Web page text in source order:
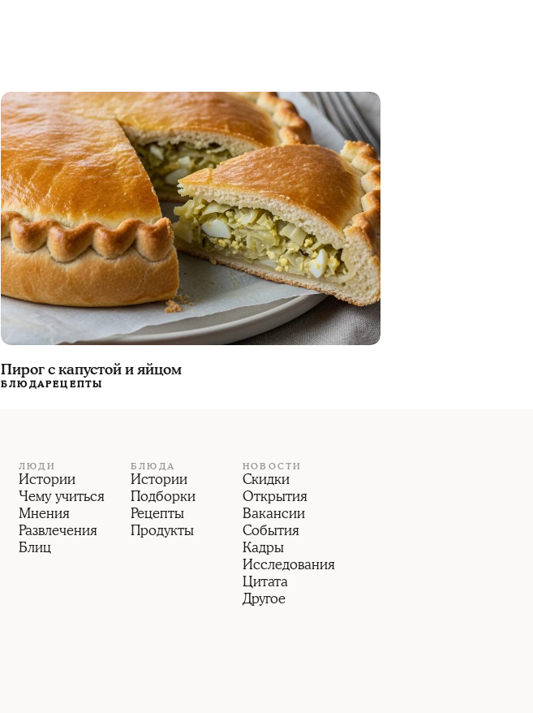
Пирог с капустой и яйцом
БЛЮДАРЕЦЕПТЫ
ЛЮДИ
Истории
Чему учиться
Мнения
Развлечения
Блиц
БЛЮДА
Истории
Подборки
Рецепты
Продукты
НОВОСТИ
Скидки
Открытия
Вакансии
События
Кадры
Исследования
Цитата
Другое